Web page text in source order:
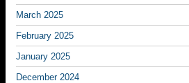
March 2025
February 2025
January 2025
December 2024